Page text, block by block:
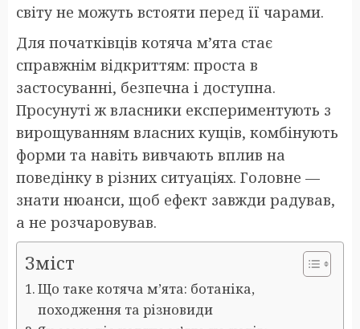
світу не можуть встояти перед її чарами.
Для початківців котяча м’ята стає
справжнім відкриттям: проста в
застосуванні, безпечна і доступна.
Просунуті ж власники експериментують з
вирощуванням власних кущів, комбінують
форми та навіть вивчають вплив на
поведінку в різних ситуаціях. Головне —
знати нюанси, щоб ефект завжди радував,
а не розчаровував.
Зміст
Що таке котяча м’ята: ботаніка,
походження та різновиди